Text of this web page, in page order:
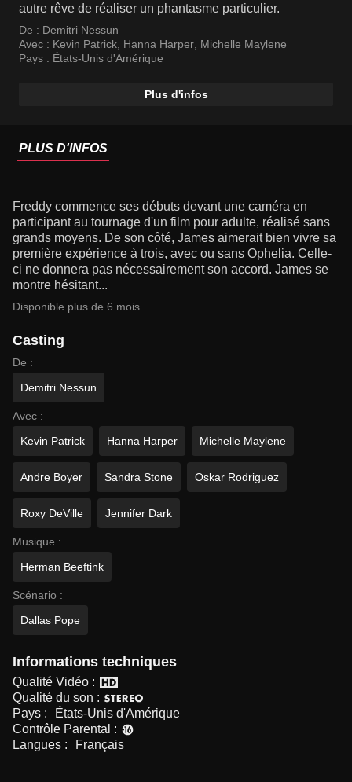
autre rêve de réaliser un phantasme particulier.
De : Demitri Nessun
Avec : Kevin Patrick Hanna Harper Michelle Maylene
Pays : États-Unis d'Amérique
Plus d'infos
PLUS D'INFOS
Freddy commence ses débuts devant une caméra en
participant au tournage d'un film pour adulte, réalisé sans
grands moyens. De son côté, James aimerait bien vivre sa
première expérience à trois, avec ou sans Ophelia. Celle-
ci ne donnera pas nécessairement son accord. James se
montre hésitant...
Disponible plus de 6 mois
Casting
De :
Demitri Nessun
Avec :
Kevin Patrick
Hanna Harper Michelle Maylene
Andre Boyer Sandra Stone Oskar Rodriguez
Roxy DeVille Jennifer Dark
Musique :
Herman Beeftink
Scénario :
Dallas Pope
Informations techniques
Qualité Vidéo :
Qualité du son :
Pays :
États-Unis d'Amérique
Contrôle Parental :
Langues :
Français